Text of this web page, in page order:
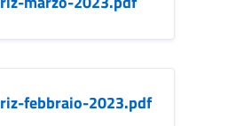
febbraio-2023.pdf